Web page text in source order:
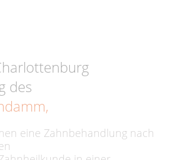
des
eine Zahnbehandlung nach